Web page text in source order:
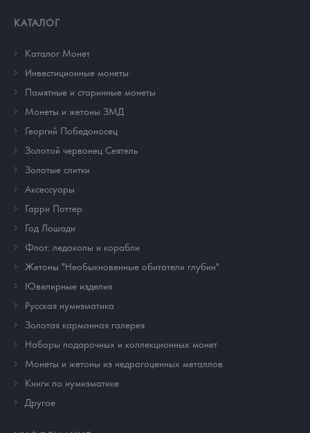
КАТАЛОГ
Каталог Монет
Инвестиционные монеты
Памятные и старинные монеты
Монеты и жетоны ЗМД
Георгий Победоносец
Золотой червонец Сеятель
Золотые слитки
Аксессуары
Гарри Поттер
Год Лошади
Флот: ледоколы и корабли
Жетоны "Необыкновенные обитатели глубин"
Ювелирные изделия
Русская нумизматика
Золотая карманная галерея
Наборы подарочных и коллекционных монет
Монеты и жетоны из недрагоценных металлов
Книги по нумизматике
Другое